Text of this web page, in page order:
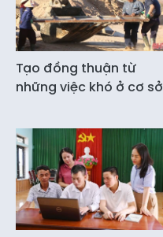
Tạo đồng thuận từ
những việc khó ở cơ sở